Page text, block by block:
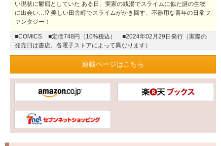
い現状に鬱屈としていた ある日、実家の銭湯でスライムに似た謎の生物
に出会い…!? 美しい田舎町でスライムがかき回す、不器用な青年の日常フ
ァンタジー！
■COMICS ■定価748円（10%税込）
■2024年02月29日発行（実際の
発売日は書店、各電子ストアによって異なります）
連載ページはこちら